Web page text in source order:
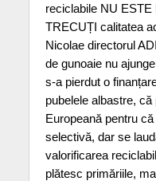
reciclabile NU
TRECUȚI calitatea
Nicolae directorul
de gunoaie nu
s-a pierdut o
pubelele albastre,
Europeană pentru
selectivă, dar se
valorificarea
plătesc primăriile,